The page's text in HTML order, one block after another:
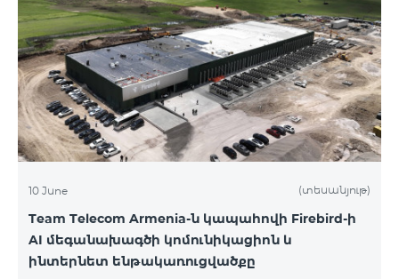
10 June (տեսանյութ)
Team Telecom Armenia-ն կապահովի Firebird-ի
AI մեգանախագծի կոմունիկացիոն և
ինտերնետ ենթակառուցվածքը